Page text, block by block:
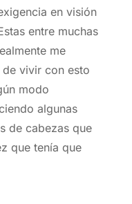
en visión
entre muchas
me
vivir con esto
modo
algunas
de cabezas que
que tenía que